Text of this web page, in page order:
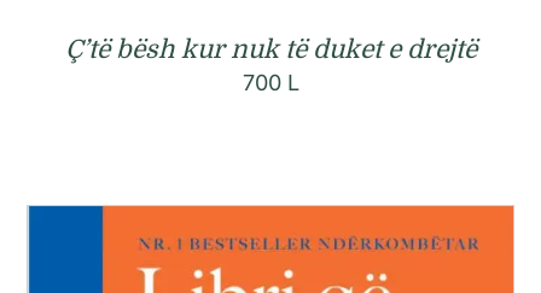
Ç’të bësh kur nuk të duket e drejtë
700 L